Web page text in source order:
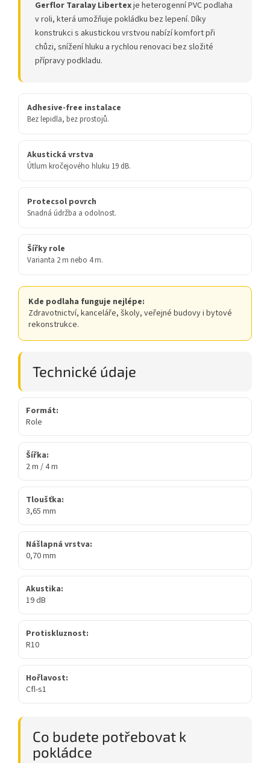
Gerflor Taralay Libertexje heterogenní PVC podlaha
v roli, která umožňuje pokládku bez lepení. Díky
konstrukci s akustickou vrstvou nabízí komfort při
chůzi, snížení hluku a rychlou renovaci bez složité
přípravy podkladu.
Adhesive-free instalace
Bez lepidla, bez prostojů.
Akustická vrstva
Útlum kročejového hluku 19 dB.
Protecsol povrch
Snadná údržba a odolnost.
Šířky role
Varianta 2 m nebo 4 m.
Kde podlaha funguje nejlépe:
Zdravotnictví, kanceláře, školy, veřejné budovy i bytové
rekonstrukce.
Technické údaje
Formát:
Role
Šířka:
2 m / 4 m
Tloušťka:
3,65 mm
Nášlapná vrstva:
0,70 mm
Akustika:
19 dB
Protiskluznost:
R10
Hořlavost:
Cfl-s1
Co budete potřebovat k
pokládce